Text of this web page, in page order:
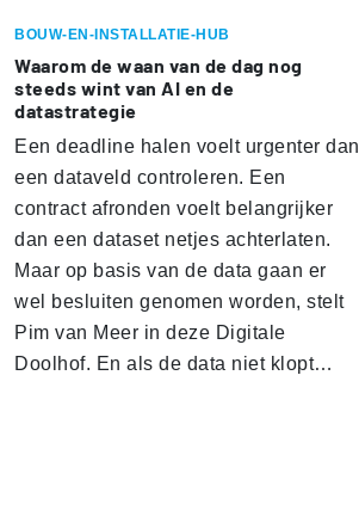
BOUW-EN-INSTALLATIE-HUB
Waarom de waan van de dag nog
steeds wint van AI en de
datastrategie
Een deadline halen voelt urgenter dan
een dataveld controleren. Een
contract afronden voelt belangrijker
dan een dataset netjes achterlaten.
Maar op basis van de data gaan er
wel besluiten genomen worden, stelt
Pim van Meer in deze Digitale
Doolhof. En als de data niet klopt…